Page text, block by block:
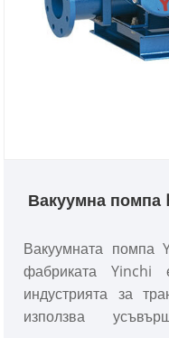
Вакуумна помпа
Вакуумната помпа
фабриката Yinchi
индустрията за
използва